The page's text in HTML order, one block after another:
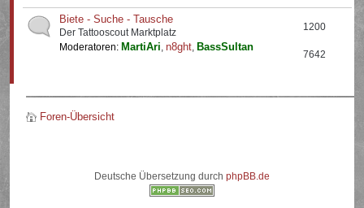
Biete - Suche - Tausche
Der Tattooscout Marktplatz
Moderatoren: MartiAri,n8ght, BassSultan
1200
7642
Foren-Übersicht
Deutsche Übersetzung durch phpBB.de